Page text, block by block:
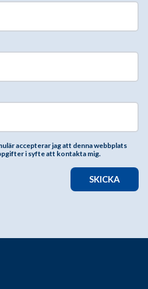
accepterar jag att denna webbplats
i syfte att kontakta mig.
SKICKA